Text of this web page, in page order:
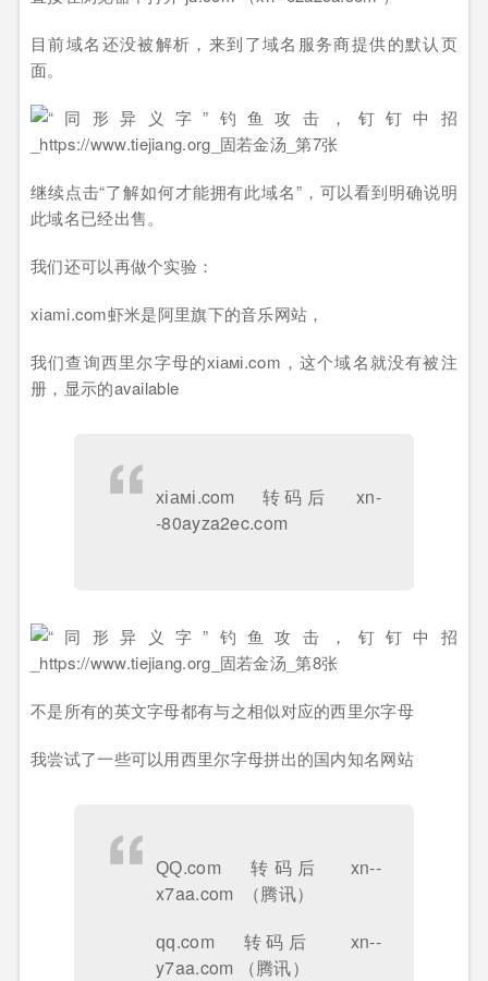
目前域名还没被解析，来到了域名服务商提供的默认页
面。
继续点击“了解如何才能拥有此域名”，可以看到明确说明
此域名已经出售。
我们还可以再做个实验：
xiami.com虾米是阿里旗下的音乐网站，
我们查询西里尔字母的хіамі.com，这个域名就没有被注
册，显示的available
хіамі.com 转码后 xn-
-80ayza2ec.com
不是所有的英文字母都有与之相似对应的西里尔字母
我尝试了一些可以用西里尔字母拼出的国内知名网站
ԚԚ.com 转码后 xn--
x7aa.com （腾讯）
ԛԛ.com 转码后 xn--
y7aa.com （腾讯）